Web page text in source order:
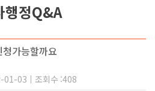
개
제안함
행정Q&A
가능할까요
01-03 조회수 408